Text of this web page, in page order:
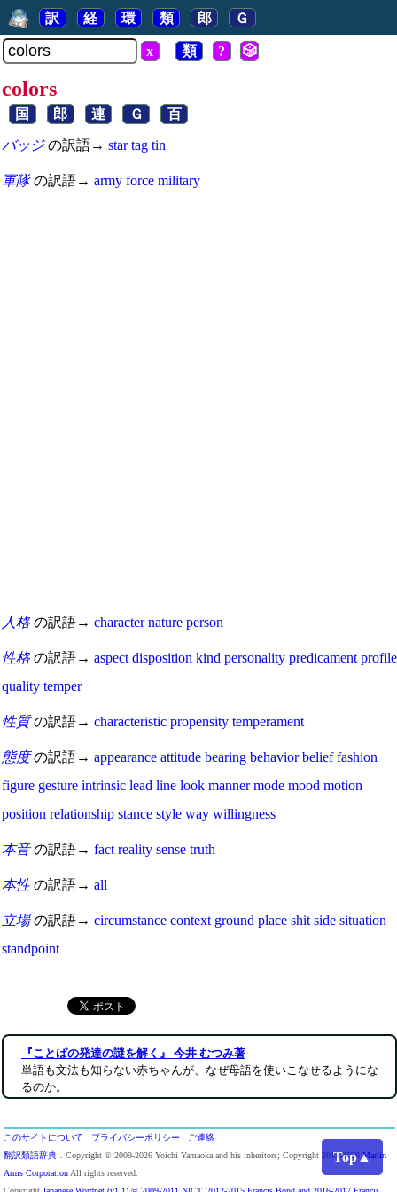
Top▲
訳 経 環 類 郎 Ｇ
x 類 ? 🎲
colors
国 郎 連 Ｇ 百
バッジの訳語→ star tag tin
軍隊の訳語→ army force military
人格の訳語→ character nature person
性格の訳語→ aspect disposition kind personality predicament profile
quality temper
性質の訳語→ characteristic propensity temperament
態度の訳語→ appearance attitude bearing behavior belief fashion
figure gesture intrinsic lead line look manner mode mood motion
position relationship stance style way willingness
本音の訳語→ fact reality sense truth
本性の訳語→ all
立場の訳語→ circumstance context ground place shit side situation
standpoint
『ことばの発達の謎を解く』 今井 むつみ著
単語も文法も知らない赤ちゃんが、なぜ母語を使いこなせるようにな
るのか。
このサイトについて プライバシーポリシー
ご連絡
翻訳類語辞典 ．Copyright © 2009-2026 Yoichi Yamaoka and his inheritors; Copyright 2013-2026 Marlin
Arms Corporation All rights reserved.